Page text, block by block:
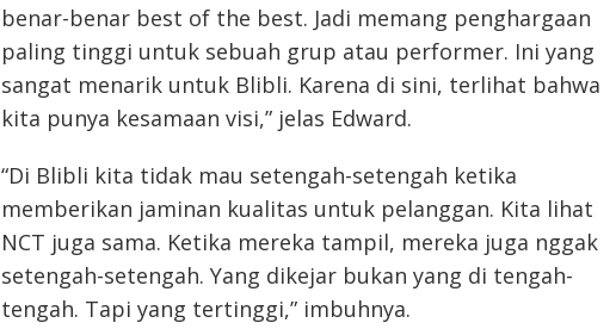
benar-benar best of the best. Jadi memang penghargaan
paling tinggi untuk sebuah grup atau performer. Ini yang
sangat menarik untuk Blibli. Karena di sini, terlihat bahwa
kita punya kesamaan visi,” jelas Edward.
“Di Blibli kita tidak mau setengah-setengah ketika
memberikan jaminan kualitas untuk pelanggan. Kita lihat
NCT juga sama. Ketika mereka tampil, mereka juga nggak
setengah-setengah. Yang dikejar bukan yang di tengah-
tengah. Tapi yang tertinggi,” imbuhnya.